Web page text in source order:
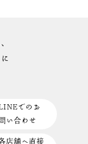
でのお
問い合わせ
店舗へ直接